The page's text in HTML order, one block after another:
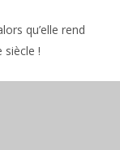
qu’elle rend
siècle !